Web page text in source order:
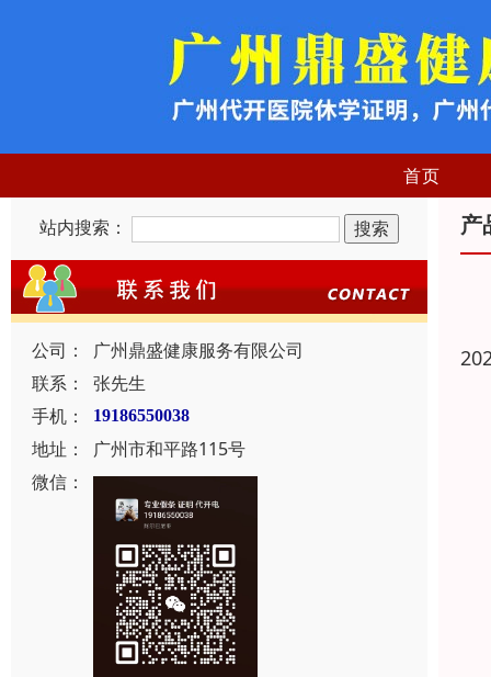
首页
站内搜索：
公司：
广州鼎盛健康服务有限公司
联系：
张先生
手机：
19186550038
地址：
广州市和平路115号
微信：
产